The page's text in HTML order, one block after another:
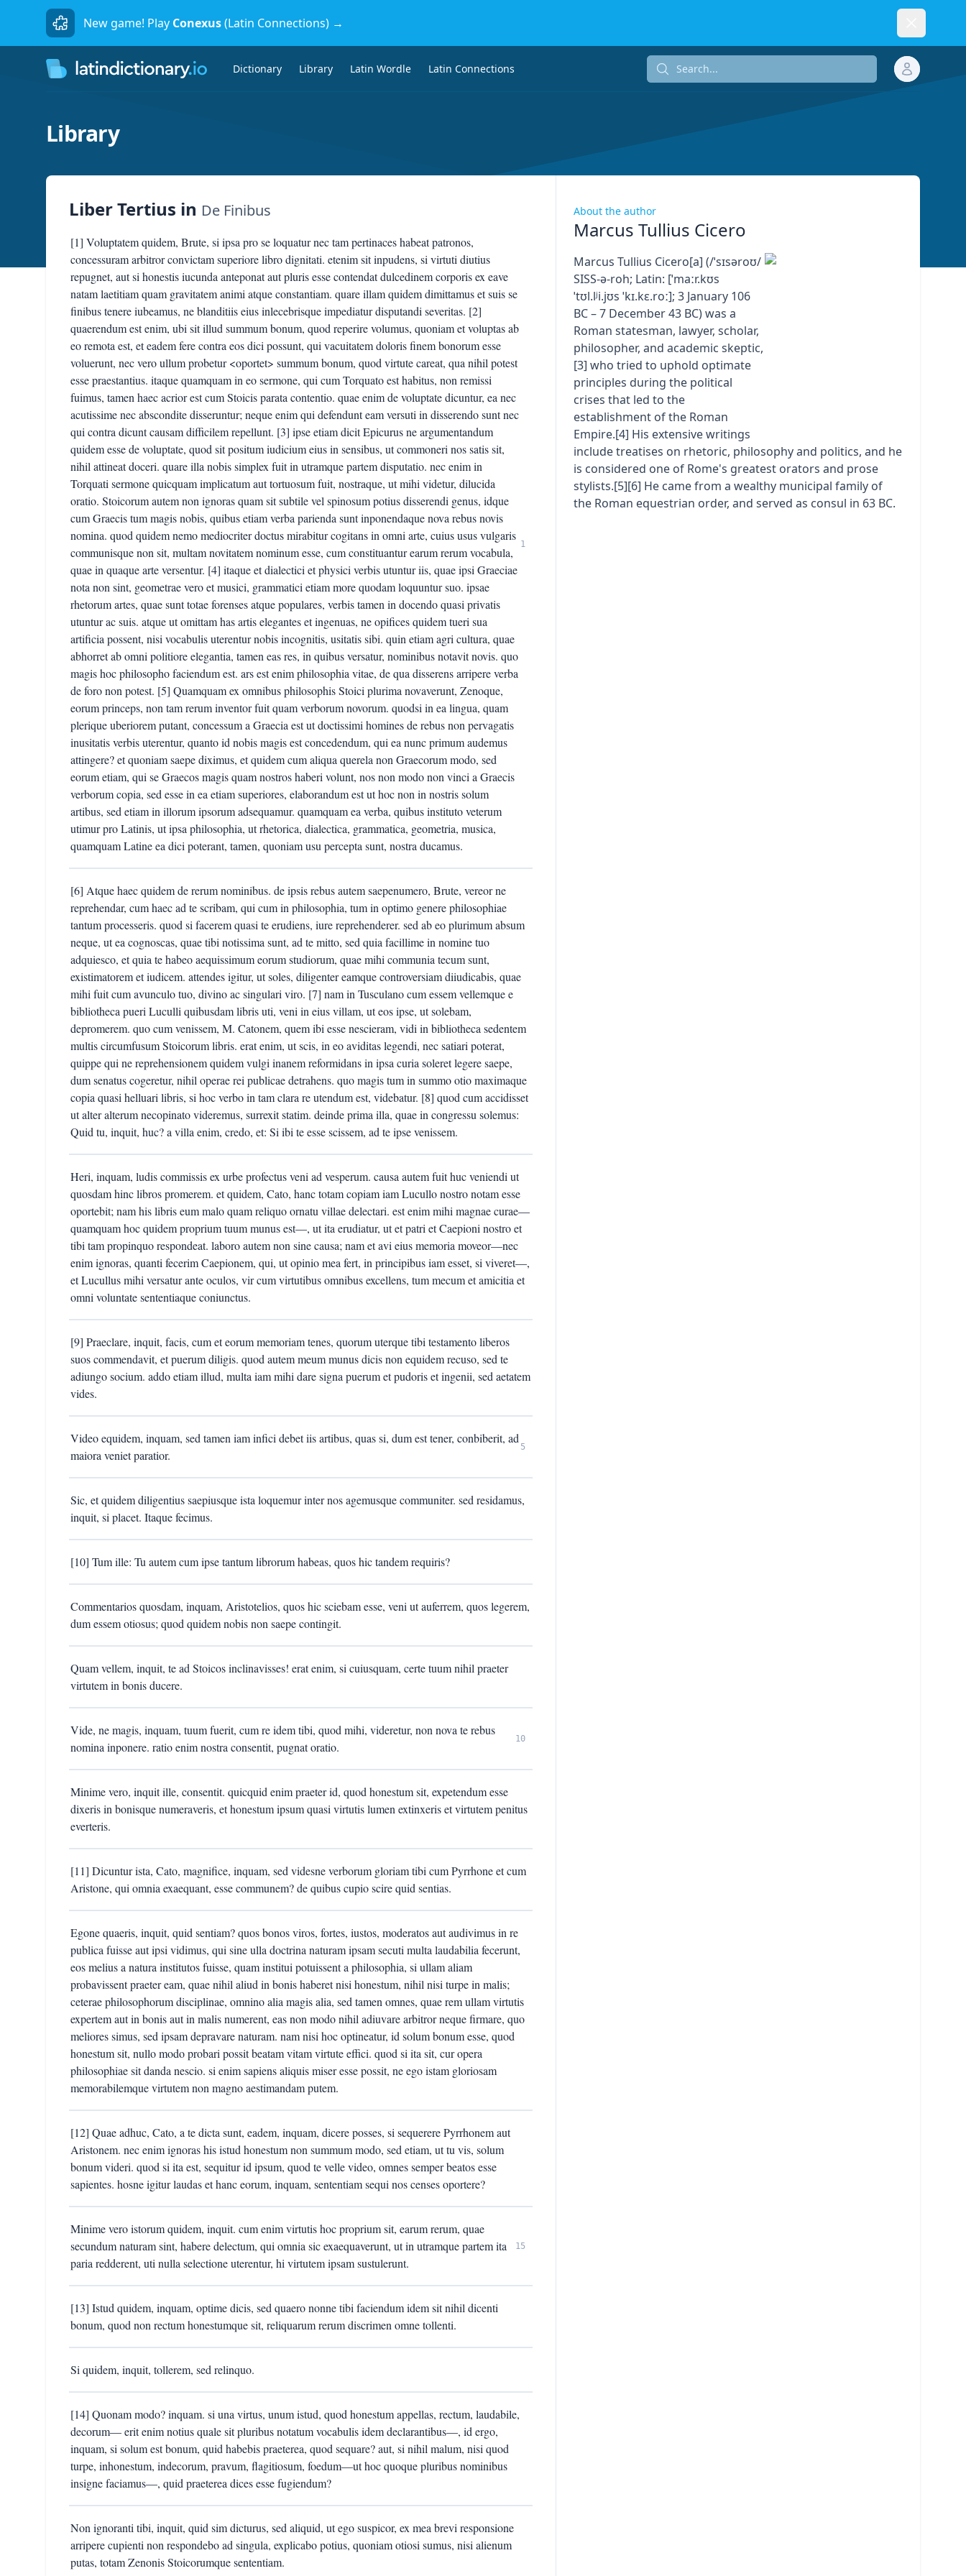
New game! Play Conexus(Latin Connections) →
Dictionary Library Latin Wordle Latin Connections Search...
Library
Liber Tertius in De Finibus
[1] Voluptatem quidem, Brute, si ipsa pro se loquatur nec tam pertinaces habeat patronos,
concessuram arbitror convictam superiore libro dignitati. etenim sit inpudens, si virtuti diutius
repugnet, aut si honestis iucunda anteponat aut pluris esse contendat dulcedinem corporis ex eave
natam laetitiam quam gravitatem animi atque constantiam. quare illam quidem dimittamus et suis se
finibus tenere iubeamus, ne blanditiis eius inlecebrisque impediatur disputandi severitas. [2]
quaerendum est enim, ubi sit illud summum bonum, quod reperire volumus, quoniam et voluptas ab
eo remota est, et eadem fere contra eos dici possunt, qui vacuitatem doloris finem bonorum esse
voluerunt, nec vero ullum probetur <oportet> summum bonum, quod virtute careat, qua nihil potest
esse praestantius. itaque quamquam in eo sermone, qui cum Torquato est habitus, non remissi
fuimus, tamen haec acrior est cum Stoicis parata contentio. quae enim de voluptate dicuntur, ea nec
acutissime nec abscondite disseruntur; neque enim qui defendunt eam versuti in disserendo sunt nec
qui contra dicunt causam difficilem repellunt. [3] ipse etiam dicit Epicurus ne argumentandum
quidem esse de voluptate, quod sit positum iudicium eius in sensibus, ut commoneri nos satis sit,
nihil attineat doceri. quare illa nobis simplex fuit in utramque partem disputatio. nec enim in
Torquati sermone quicquam implicatum aut tortuosum fuit, nostraque, ut mihi videtur, dilucida
oratio. Stoicorum autem non ignoras quam sit subtile vel spinosum potius disserendi genus, idque
cum Graecis tum magis nobis, quibus etiam verba parienda sunt inponendaque nova rebus novis
nomina. quod quidem nemo mediocriter doctus mirabitur cogitans in omni arte, cuius usus vulgaris
communisque non sit, multam novitatem nominum esse, cum constituantur earum rerum vocabula,
quae in quaque arte versentur. [4] itaque et dialectici et physici verbis utuntur iis, quae ipsi Graeciae
nota non sint, geometrae vero et musici, grammatici etiam more quodam loquuntur suo. ipsae
rhetorum artes, quae sunt totae forenses atque populares, verbis tamen in docendo quasi privatis
utuntur ac suis. atque ut omittam has artis elegantes et ingenuas, ne opifices quidem tueri sua
artificia possent, nisi vocabulis uterentur nobis incognitis, usitatis sibi. quin etiam agri cultura, quae
abhorret ab omni politiore elegantia, tamen eas res, in quibus versatur, nominibus notavit novis. quo
magis hoc philosopho faciendum est. ars est enim philosophia vitae, de qua disserens arripere verba
de foro non potest. [5] Quamquam ex omnibus philosophis Stoici plurima novaverunt, Zenoque,
eorum princeps, non tam rerum inventor fuit quam verborum novorum. quodsi in ea lingua, quam
plerique uberiorem putant, concessum a Graecia est ut doctissimi homines de rebus non pervagatis
inusitatis verbis uterentur, quanto id nobis magis est concedendum, qui ea nunc primum audemus
attingere? et quoniam saepe diximus, et quidem cum aliqua querela non Graecorum modo, sed
eorum etiam, qui se Graecos magis quam nostros haberi volunt, nos non modo non vinci a Graecis
verborum copia, sed esse in ea etiam superiores, elaborandum est ut hoc non in nostris solum
artibus, sed etiam in illorum ipsorum adsequamur. quamquam ea verba, quibus instituto veterum
utimur pro Latinis, ut ipsa philosophia, ut rhetorica, dialectica, grammatica, geometria, musica,
quamquam Latine ea dici poterant, tamen, quoniam usu percepta sunt, nostra ducamus.
1
[6] Atque haec quidem de rerum nominibus. de ipsis rebus autem saepenumero, Brute, vereor ne
reprehendar, cum haec ad te scribam, qui cum in philosophia, tum in optimo genere philosophiae
tantum processeris. quod si facerem quasi te erudiens, iure reprehenderer. sed ab eo plurimum absum
neque, ut ea cognoscas, quae tibi notissima sunt, ad te mitto, sed quia facillime in nomine tuo
adquiesco, et quia te habeo aequissimum eorum studiorum, quae mihi communia tecum sunt,
existimatorem et iudicem. attendes igitur, ut soles, diligenter eamque controversiam diiudicabis, quae
mihi fuit cum avunculo tuo, divino ac singulari viro. [7] nam in Tusculano cum essem vellemque e
bibliotheca pueri Luculli quibusdam libris uti, veni in eius villam, ut eos ipse, ut solebam,
depromerem. quo cum venissem, M. Catonem, quem ibi esse nescieram, vidi in bibliotheca sedentem
multis circumfusum Stoicorum libris. erat enim, ut scis, in eo aviditas legendi, nec satiari poterat,
quippe qui ne reprehensionem quidem vulgi inanem reformidans in ipsa curia soleret legere saepe,
dum senatus cogeretur, nihil operae rei publicae detrahens. quo magis tum in summo otio maximaque
copia quasi helluari libris, si hoc verbo in tam clara re utendum est, videbatur. [8] quod cum accidisset
ut alter alterum necopinato videremus, surrexit statim. deinde prima illa, quae in congressu solemus:
Quid tu, inquit, huc? a villa enim, credo, et: Si ibi te esse scissem, ad te ipse venissem.
Heri, inquam, ludis commissis ex urbe profectus veni ad vesperum. causa autem fuit huc veniendi ut
quosdam hinc libros promerem. et quidem, Cato, hanc totam copiam iam Lucullo nostro notam esse
oportebit; nam his libris eum malo quam reliquo ornatu villae delectari. est enim mihi magnae curae—
quamquam hoc quidem proprium tuum munus est—, ut ita erudiatur, ut et patri et Caepioni nostro et
tibi tam propinquo respondeat. laboro autem non sine causa; nam et avi eius memoria moveor—nec
enim ignoras, quanti fecerim Caepionem, qui, ut opinio mea fert, in principibus iam esset, si viveret—,
et Lucullus mihi versatur ante oculos, vir cum virtutibus omnibus excellens, tum mecum et amicitia et
omni voluntate sententiaque coniunctus.
[9] Praeclare, inquit, facis, cum et eorum memoriam tenes, quorum uterque tibi testamento liberos
suos commendavit, et puerum diligis. quod autem meum munus dicis non equidem recuso, sed te
adiungo socium. addo etiam illud, multa iam mihi dare signa puerum et pudoris et ingenii, sed aetatem
vides.
Video equidem, inquam, sed tamen iam infici debet iis artibus, quas si, dum est tener, conbiberit, ad
maiora veniet paratior.
5
Sic, et quidem diligentius saepiusque ista loquemur inter nos agemusque communiter. sed residamus,
inquit, si placet. Itaque fecimus.
[10] Tum ille: Tu autem cum ipse tantum librorum habeas, quos hic tandem requiris?
Commentarios quosdam, inquam, Aristotelios, quos hic sciebam esse, veni ut auferrem, quos legerem,
dum essem otiosus; quod quidem nobis non saepe contingit.
Quam vellem, inquit, te ad Stoicos inclinavisses! erat enim, si cuiusquam, certe tuum nihil praeter
virtutem in bonis ducere.
Vide, ne magis, inquam, tuum fuerit, cum re idem tibi, quod mihi, videretur, non nova te rebus
nomina inponere. ratio enim nostra consentit, pugnat oratio.
10
Minime vero, inquit ille, consentit. quicquid enim praeter id, quod honestum sit, expetendum esse
dixeris in bonisque numeraveris, et honestum ipsum quasi virtutis lumen extinxeris et virtutem penitus
everteris.
[11] Dicuntur ista, Cato, magnifice, inquam, sed videsne verborum gloriam tibi cum Pyrrhone et cum
Aristone, qui omnia exaequant, esse communem? de quibus cupio scire quid sentias.
Egone quaeris, inquit, quid sentiam? quos bonos viros, fortes, iustos, moderatos aut audivimus in re
publica fuisse aut ipsi vidimus, qui sine ulla doctrina naturam ipsam secuti multa laudabilia fecerunt,
eos melius a natura institutos fuisse, quam institui potuissent a philosophia, si ullam aliam
probavissent praeter eam, quae nihil aliud in bonis haberet nisi honestum, nihil nisi turpe in malis;
ceterae philosophorum disciplinae, omnino alia magis alia, sed tamen omnes, quae rem ullam virtutis
expertem aut in bonis aut in malis numerent, eas non modo nihil adiuvare arbitror neque firmare, quo
meliores simus, sed ipsam depravare naturam. nam nisi hoc optineatur, id solum bonum esse, quod
honestum sit, nullo modo probari possit beatam vitam virtute effici. quod si ita sit, cur opera
philosophiae sit danda nescio. si enim sapiens aliquis miser esse possit, ne ego istam gloriosam
memorabilemque virtutem non magno aestimandam putem.
[12] Quae adhuc, Cato, a te dicta sunt, eadem, inquam, dicere posses, si sequerere Pyrrhonem aut
Aristonem. nec enim ignoras his istud honestum non summum modo, sed etiam, ut tu vis, solum
bonum videri. quod si ita est, sequitur id ipsum, quod te velle video, omnes semper beatos esse
sapientes. hosne igitur laudas et hanc eorum, inquam, sententiam sequi nos censes oportere?
Minime vero istorum quidem, inquit. cum enim virtutis hoc proprium sit, earum rerum, quae
secundum naturam sint, habere delectum, qui omnia sic exaequaverunt, ut in utramque partem ita
paria redderent, uti nulla selectione uterentur, hi virtutem ipsam sustulerunt.
15
[13] Istud quidem, inquam, optime dicis, sed quaero nonne tibi faciendum idem sit nihil dicenti
bonum, quod non rectum honestumque sit, reliquarum rerum discrimen omne tollenti.
Si quidem, inquit, tollerem, sed relinquo.
[14] Quonam modo? inquam. si una virtus, unum istud, quod honestum appellas, rectum, laudabile,
decorum— erit enim notius quale sit pluribus notatum vocabulis idem declarantibus—, id ergo,
inquam, si solum est bonum, quid habebis praeterea, quod sequare? aut, si nihil malum, nisi quod
turpe, inhonestum, indecorum, pravum, flagitiosum, foedum—ut hoc quoque pluribus nominibus
insigne faciamus—, quid praeterea dices esse fugiendum?
Non ignoranti tibi, inquit, quid sim dicturus, sed aliquid, ut ego suspicor, ex mea brevi responsione
arripere cupienti non respondebo ad singula, explicabo potius, quoniam otiosi sumus, nisi alienum
putas, totam Zenonis Stoicorumque sententiam.
About the author
Marcus Tullius Cicero
Marcus Tullius Cicero[a] (/ˈsɪsəroʊ/
SISS-ə-roh; Latin: [ˈmaːr.kʊs
ˈtʊl.lʲi.jʊs ˈkɪ.kɛ.roː]; 3 January 106
BC – 7 December 43 BC) was a
Roman statesman, lawyer, scholar,
philosopher, and academic skeptic,
[3] who tried to uphold optimate
principles during the political
crises that led to the
establishment of the Roman
Empire.[4] His extensive writings
include treatises on rhetoric, philosophy and politics, and he
is considered one of Rome's greatest orators and prose
stylists.[5][6] He came from a wealthy municipal family of
the Roman equestrian order, and served as consul in 63 BC.